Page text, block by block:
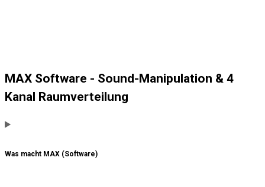
MAX Software - Sound-Manipulation & 4
Kanal Raumverteilung
Was macht MAX (Software)